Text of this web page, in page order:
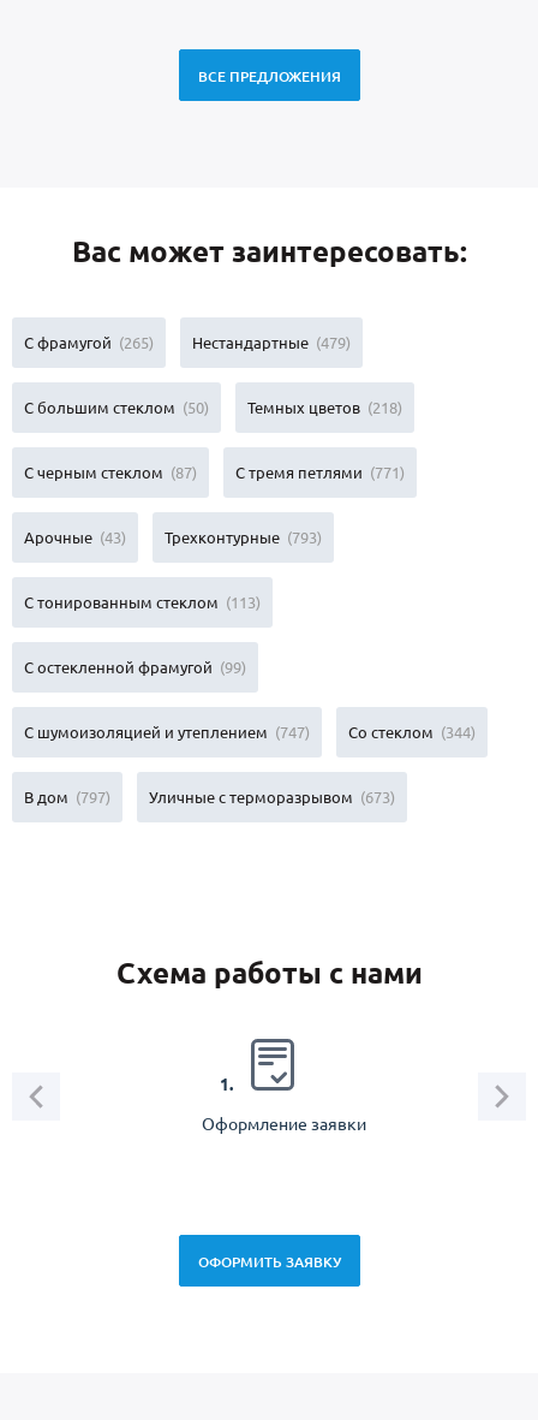
ВСЕ ПРЕДЛОЖЕНИЯ
Вас может заинтересовать:
С фрамугой (265) Нестандартные (479)
С большим стеклом (50) Темных цветов (218)
С черным стеклом (87) С тремя петлями (771)
Арочные (43) Трехконтурные (793)
С тонированным стеклом (113)
С остекленной фрамугой (99)
С шумоизоляцией и утеплением (747) Со стеклом (344)
В дом (797) Уличные с терморазрывом (673)
Схема работы с нами
1.
Оформление заявки
ОФОРМИТЬ ЗАЯВКУ